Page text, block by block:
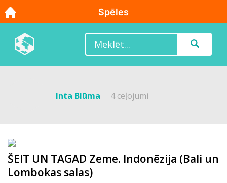
Inta Blūma 4 ceļojumi
ŠEIT UN TAGAD Zeme. Indonēzija (Bali un
Lombokas salas)